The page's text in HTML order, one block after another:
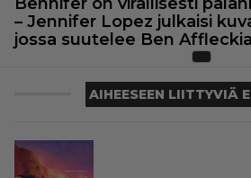
– Jennifer Lopez julkaisi
jossa suutelee Ben Affleckia
AIHEESEEN LIITTYVIÄ